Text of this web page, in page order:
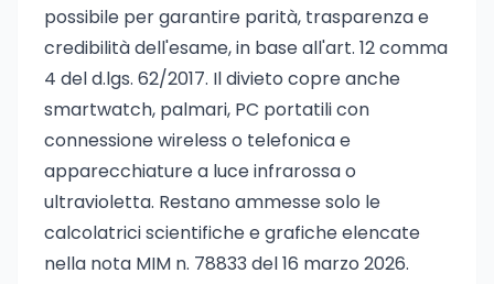
possibile per garantire parità, trasparenza e
credibilità dell'esame, in base all'art. 12 comma
4 del d.lgs. 62/2017. Il divieto copre anche
smartwatch, palmari, PC portatili con
connessione wireless o telefonica e
apparecchiature a luce infrarossa o
ultravioletta. Restano ammesse solo le
calcolatrici scientifiche e grafiche elencate
nella nota MIM n. 78833 del 16 marzo 2026.